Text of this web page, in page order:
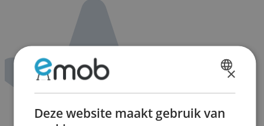
×
Deze website maakt gebruik van